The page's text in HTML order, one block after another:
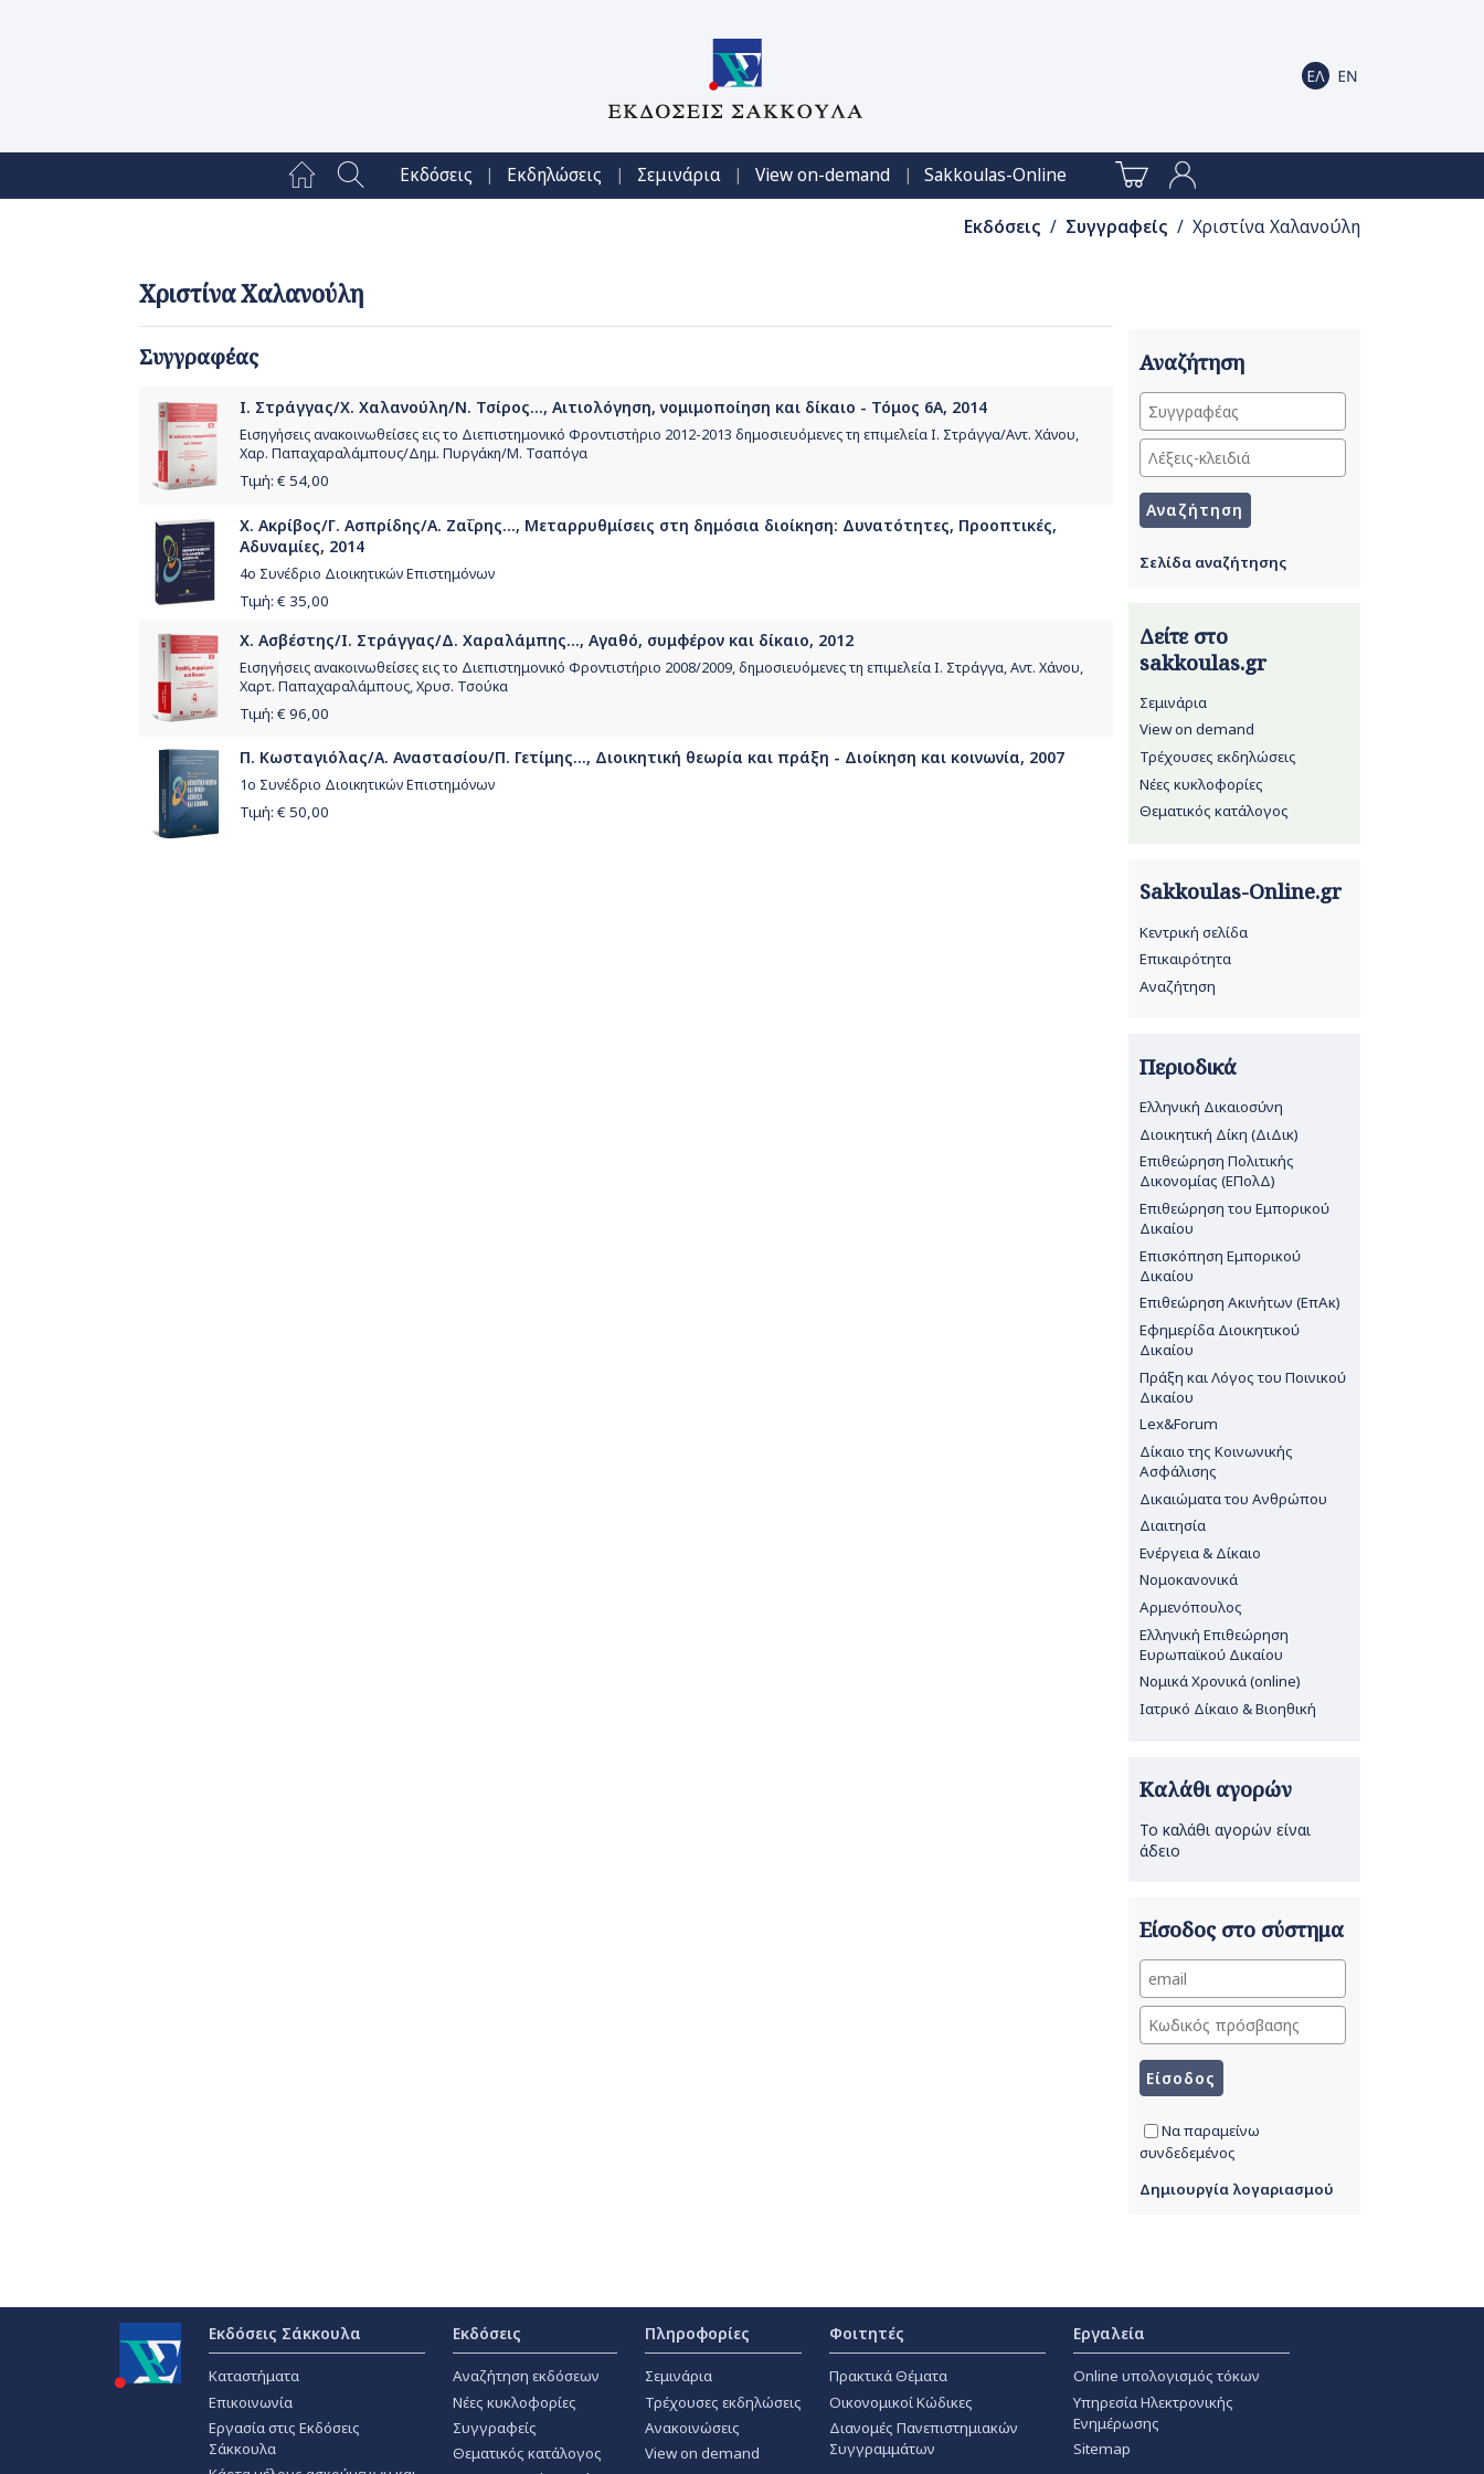
Εκδόσεις | Εκδηλώσεις | Σεμινάρια | View on-demand | Sakkoulas-Online
Εκδόσεις / Συγγραφείς / Χριστίνα Χαλανούλη
Χριστίνα Χαλανούλη
Συγγραφέας
Ι. Στράγγας/Χ. Χαλανούλη/Ν. Τσίρος..., Αιτιολόγηση, νομιμοποίηση και δίκαιο - Τόμος 6Α, 2014
Εισηγήσεις ανακοινωθείσες εις το Διεπιστημονικό Φροντιστήριο 2012-2013 δημοσιευόμενες τη επιμελεία Ι. Στράγγα/Αντ. Χάνου,
Χαρ. Παπαχαραλάμπους/Δημ. Πυργάκη/Μ. Τσαπόγα
Τιμή: € 54,00
Χ. Ακρίβος/Γ. Ασπρίδης/Α. Ζαΐρης..., Μεταρρυθμίσεις στη δημόσια διοίκηση: Δυνατότητες, Προοπτικές,
Αδυναμίες, 2014
4ο Συνέδριο Διοικητικών Επιστημόνων
Τιμή: € 35,00
Χ. Ασβέστης/Ι. Στράγγας/Δ. Χαραλάμπης..., Αγαθό, συμφέρον και δίκαιο, 2012
Εισηγήσεις ανακοινωθείσες εις το Διεπιστημονικό Φροντιστήριο 2008/2009, δημοσιευόμενες τη επιμελεία Ι. Στράγγα, Αντ. Χάνου,
Χαρτ. Παπαχαραλάμπους, Χρυσ. Τσούκα
Τιμή: € 96,00
Π. Κωσταγιόλας/Α. Αναστασίου/Π. Γετίμης..., Διοικητική θεωρία και πράξη - Διοίκηση και κοινωνία, 2007
1ο Συνέδριο Διοικητικών Επιστημόνων
Τιμή: € 50,00
Αναζήτηση
Σελίδα αναζήτησης
Δείτε στο
sakkoulas.gr
Σεμινάρια
View on demand
Τρέχουσες εκδηλώσεις
Νέες κυκλοφορίες
Θεματικός κατάλογος
Sakkoulas-Online.gr
Κεντρική σελίδα
Επικαιρότητα
Αναζήτηση
Περιοδικά
Ελληνική Δικαιοσύνη
Διοικητική Δίκη (ΔιΔικ)
Επιθεώρηση Πολιτικής
Δικονομίας (ΕΠολΔ)
Επιθεώρηση του Εμπορικού
Δικαίου
Επισκόπηση Εμπορικού
Δικαίου
Επιθεώρηση Ακινήτων (ΕπΑκ)
Εφημερίδα Διοικητικού
Δικαίου
Πράξη και Λόγος του Ποινικού
Δικαίου
Lex&Forum
Δίκαιο της Κοινωνικής
Ασφάλισης
Δικαιώματα του Ανθρώπου
Διαιτησία
Ενέργεια & Δίκαιο
Νομοκανονικά
Αρμενόπουλος
Ελληνική Επιθεώρηση
Ευρωπαϊκού Δικαίου
Νομικά Χρονικά (online)
Ιατρικό Δίκαιο & Βιοηθική
Καλάθι αγορών
Το καλάθι αγορών είναι
άδειο
Είσοδος στο σύστημα
Να παραμείνω
συνδεδεμένος
Δημιουργία λογαριασμού
Εκδόσεις Σάκκουλα
Καταστήματα
Επικοινωνία
Εργασία στις Εκδόσεις
Σάκκουλα
Εκδόσεις
Αναζήτηση εκδόσεων
Νέες κυκλοφορίες
Συγγραφείς
Θεματικός κατάλογος
Πληροφορίες
Σεμινάρια
Τρέχουσες εκδηλώσεις
Ανακοινώσεις
View on demand
Φοιτητές
Πρακτικά Θέματα
Οικονομικοί Κώδικες
Διανομές Πανεπιστημιακών
Συγγραμμάτων
Εργαλεία
Online υπολογισμός τόκων
Υπηρεσία Ηλεκτρονικής
Ενημέρωσης
Sitemap